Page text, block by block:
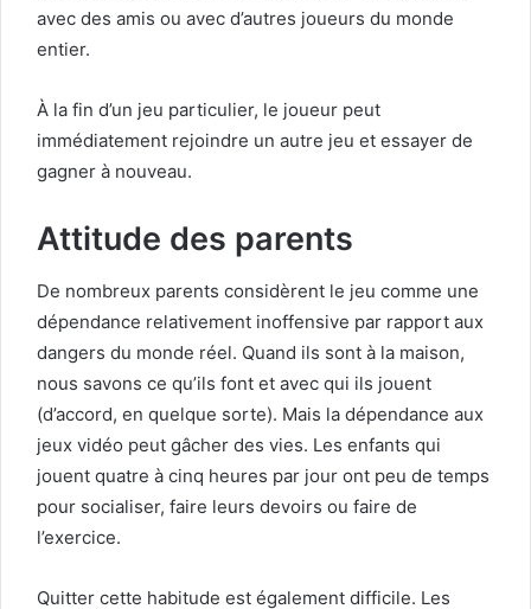
avec des amis ou avec d’autres joueurs du monde
entier.
À la fin d’un jeu particulier, le joueur peut
immédiatement rejoindre un autre jeu et essayer de
gagner à nouveau.
Attitude des parents
De nombreux parents considèrent le jeu comme une
dépendance relativement inoffensive par rapport aux
dangers du monde réel. Quand ils sont à la maison,
nous savons ce qu’ils font et avec qui ils jouent
(d’accord, en quelque sorte). Mais la dépendance aux
jeux vidéo peut gâcher des vies. Les enfants qui
jouent quatre à cinq heures par jour ont peu de temps
pour socialiser, faire leurs devoirs ou faire de
l’exercice.
Quitter cette habitude est également difficile. Les